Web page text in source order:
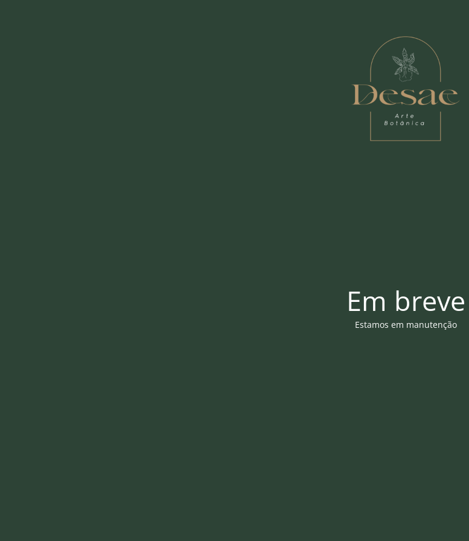
Em breve
Estamos em manutenção